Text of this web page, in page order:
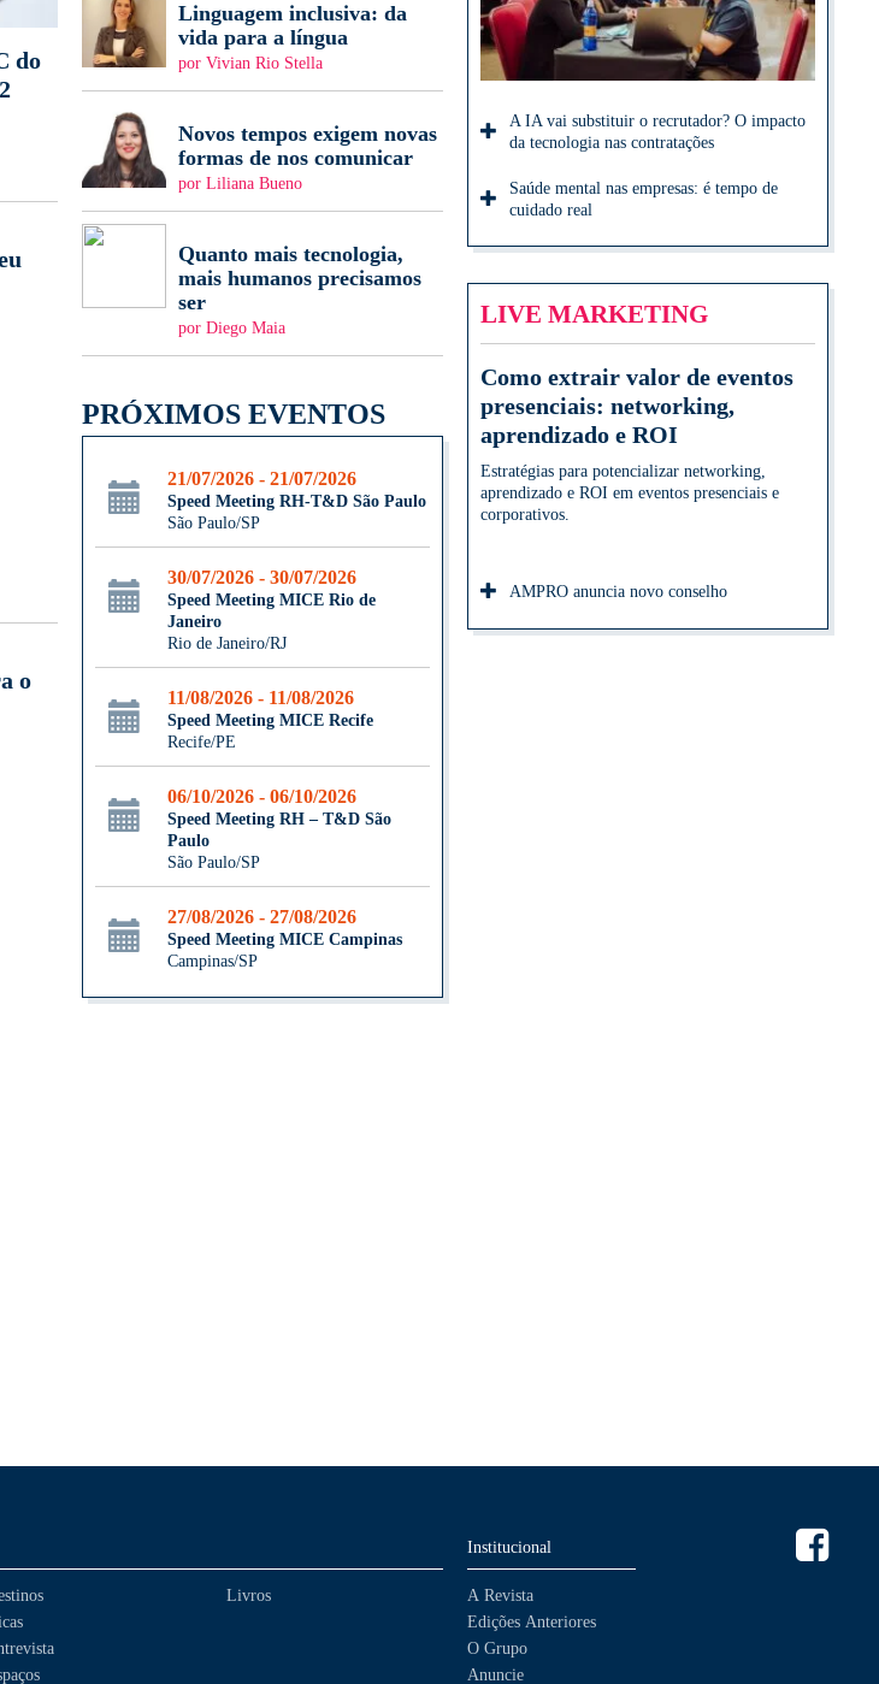
do
o
Linguagem inclusiva: da
vida para a língua
por Vivian Rio Stella
Novos tempos exigem novas
formas de nos comunicar
por Liliana Bueno
Quanto mais tecnologia,
mais humanos precisamos
ser
por Diego Maia
PRÓXIMOS EVENTOS
21/07/2026 - 21/07/2026
Speed Meeting RH-T&D São Paulo
São Paulo/SP
30/07/2026 - 30/07/2026
Speed Meeting MICE Rio de
Janeiro
Rio de Janeiro/RJ
11/08/2026 - 11/08/2026
Speed Meeting MICE Recife
Recife/PE
06/10/2026 - 06/10/2026
Speed Meeting RH – T&D São
Paulo
São Paulo/SP
27/08/2026 - 27/08/2026
Speed Meeting MICE Campinas
Campinas/SP
A IA vai substituir o recrutador? O impacto
da tecnologia nas contratações
Saúde mental nas empresas: é tempo de
cuidado real
LIVE MARKETING
Como extrair valor de eventos
presenciais: networking,
aprendizado e ROI
Estratégias para potencializar networking,
aprendizado e ROI em eventos presenciais e
corporativos.
AMPRO anuncia novo conselho
Livros
Institucional
A Revista
Edições Anteriores
O Grupo
Anuncie